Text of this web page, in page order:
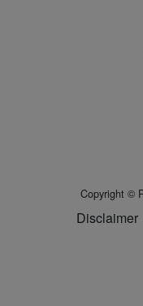
Copyright ©
Disclaimer